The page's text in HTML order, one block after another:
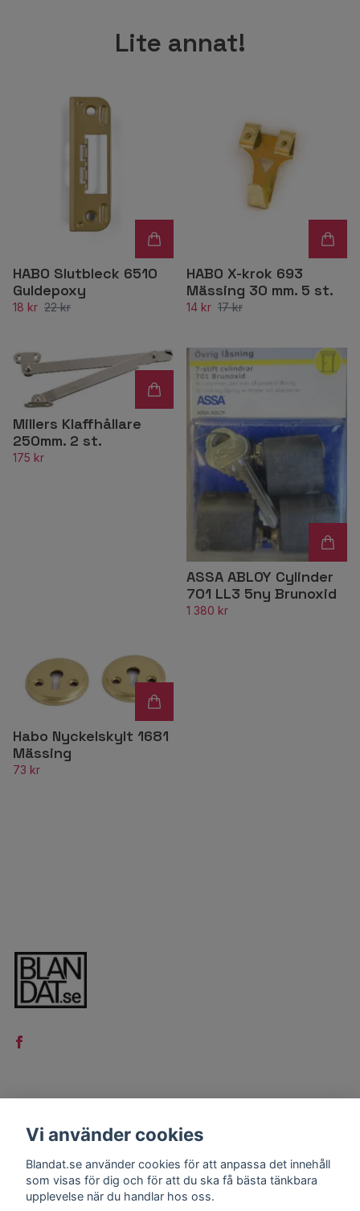
Lite annat!
HABO Slutbleck 6510
Guldepoxy
18 kr 22 kr
HABO X-krok 693
Mässing 30 mm. 5 st.
14 kr 17 kr
Millers Klaffhållare
250mm. 2 st.
175 kr
ASSA ABLOY Cylinder
701 LL3 5ny Brunoxid
1 380 kr
Habo Nyckelskylt 1681
Mässing
73 kr
Kontakt
Köpvillkor
Vi använder cookies
Blandat.se använder cookies för att anpassa det innehåll
som visas för dig och för att du ska få bästa tänkbara
upplevelse när du handlar hos oss.